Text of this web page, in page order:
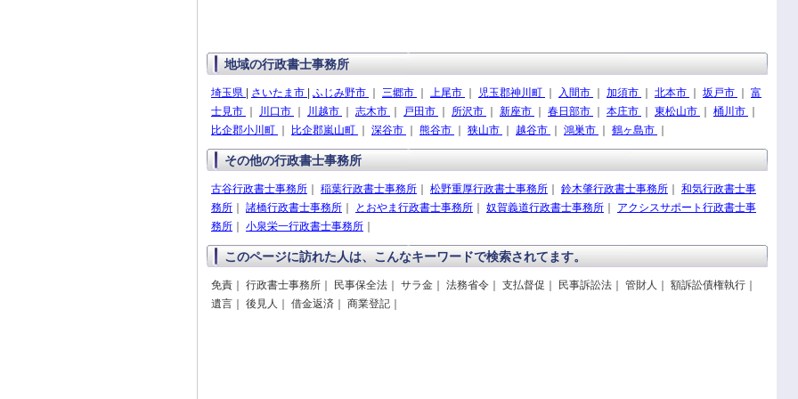
地域の行政書士事務所
埼玉県 さいたま市 ふじみ野市 三郷市 上尾市 児玉郡神川町 入間市 加須市 北本市 坂戸市
富
士見市
川口市 川越市 志木市 戸田市 所沢市 新座市 春日部市 本庄市 東松山市 桶川市
比企郡小川町
比企郡嵐山町 深谷市 熊谷市 狭山市 越谷市 鴻巣市 鶴ヶ島市
その他の行政書士事務所
古谷行政書士事務所 稲葉行政書士事務所 松野重厚行政書士事務所 鈴木肇行政書士事務所
和気行政書士事
務所
諸橋行政書士事務所 とおやま行政書士事務所 奴賀義道行政書士事務所
アクシスサポート行政書士事
務所
小泉栄一行政書士事務所
このページに訪れた人は、こんなキーワードで検索されてます。
免責｜ 行政書士事務所｜ 民事保全法｜ サラ金｜ 法務省令｜ 支払督促｜ 民事訴訟法｜ 管財人｜ 額訴訟債権執行｜
遺言｜ 後見人｜ 借金返済｜ 商業登記｜